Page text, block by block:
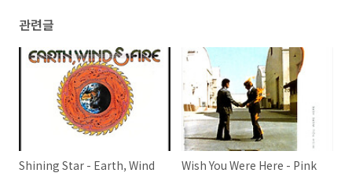
관련글
Shining Star - Earth, Wind
Wish You Were Here - Pink